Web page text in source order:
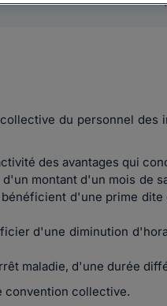
du personnel des
des avantages qui
montant d'un mois de
d'une prime dite
d'une diminution
maladie, d'une durée
convention collective.